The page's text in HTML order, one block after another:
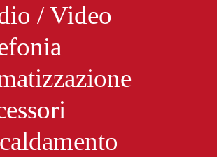
/ Video